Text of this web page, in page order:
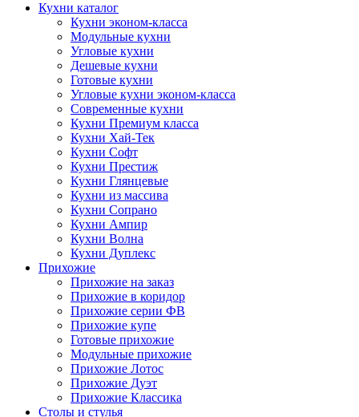
Кухни каталог
Кухни эконом-класса
Модульные кухни
Угловые кухни
Дешевые кухни
Готовые кухни
Угловые кухни эконом-класса
Современные кухни
Кухни Премиум класса
Кухни Хай-Тек
Кухни Софт
Кухни Престиж
Кухни Глянцевые
Кухни из массива
Кухни Сопрано
Кухни Ампир
Кухни Волна
Кухни Дуплекс
Прихожие
Прихожие на заказ
Прихожие в коридор
Прихожие серии ФВ
Прихожие купе
Готовые прихожие
Модульные прихожие
Прихожие Лотос
Прихожие Дуэт
Прихожие Классика
Столы и стулья